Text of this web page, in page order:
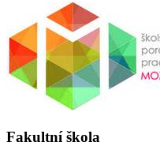
Fakultní škola